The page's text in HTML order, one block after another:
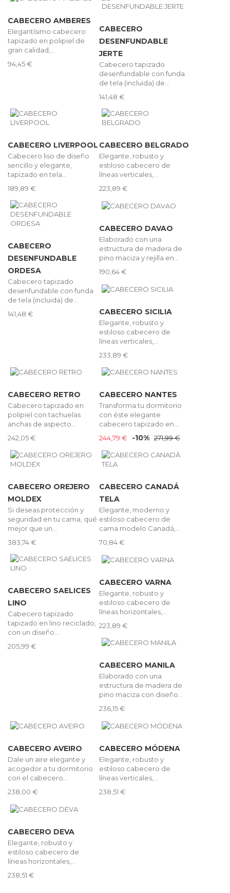
CABECERO AMBERES
Elegantísimo cabecero
tapizado en polipiel de
gran calidad,...
94,45 €
CABECERO
DESENFUNDABLE
JERTE
Cabecero tapizado
desenfundable con funda
de tela (incluida) de...
141,48 €
CABECERO LIVERPOOL
Cabecero liso de diseño
sencillo y elegante,
tapizado en tela...
189,89 €
CABECERO BELGRADO
Elegante, robusto y
estiloso cabecero de
líneas verticales,...
223,89 €
CABECERO
DESENFUNDABLE
ORDESA
Cabecero tapizado
desenfundable con funda
de tela (incluida) de...
141,48 €
CABECERO DAVAO
Elaborado con una
estructura de madera de
pino maciza y rejilla en...
190,64 €
CABECERO SICILIA
Elegante, robusto y
estiloso cabecero de
líneas verticales,...
233,89 €
CABECERO RETRO
Cabecero tapizado en
polipiel con tachuelas
anchas de aspecto...
242,05 €
CABECERO NANTES
Transforma tu dormitorio
con éste elegante
cabecero tapizado en...
244,79 €
-10% 271,99 €
CABECERO OREJERO
MOLDEX
Si deseas protección y
seguridad en tu cama, qué
mejor que un...
383,74 €
CABECERO CANADÁ
TELA
Elegante, moderno y
estiloso cabecero de
cama modelo Canadá,...
70,84 €
CABECERO SAELICES
LINO
Cabecero tapizado
tapizado en lino reciclado,
con un diseño...
205,99 €
CABECERO VARNA
Elegante, robusto y
estiloso cabecero de
líneas horizontales,...
223,89 €
CABECERO MANILA
Elaborado con una
estructura de madera de
pino maciza con diseño...
236,15 €
CABECERO AVEIRO
Dale un aire elegante y
acogedor a tu dormitorio
con el cabecero...
238,00 €
CABECERO MÓDENA
Elegante, robusto y
estiloso cabecero de
líneas verticales,...
238,51 €
CABECERO DEVA
Elegante, robusto y
estiloso cabecero de
líneas horizontales,...
238,51 €